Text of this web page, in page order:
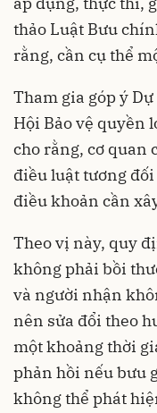
thảo Luật Bưu
rằng, cần cụ thể
Tham gia góp ý
Hội Bảo vệ quyền
cho rằng, cơ quan
điều luật tương
điều khoản cần
Theo vị này, quy
không phải bồi
và người nhận
nên sửa đổi theo
một khoảng thời
phản hồi nếu bưu
không thể phát